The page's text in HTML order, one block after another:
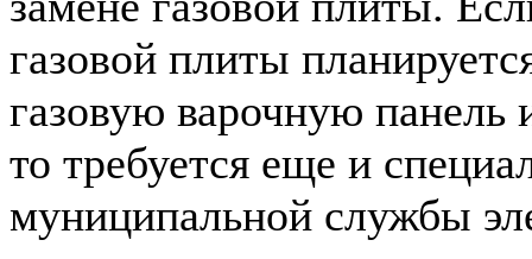
газовой плиты
газовую варочную панель
то требуется еще и
муниципальной службы